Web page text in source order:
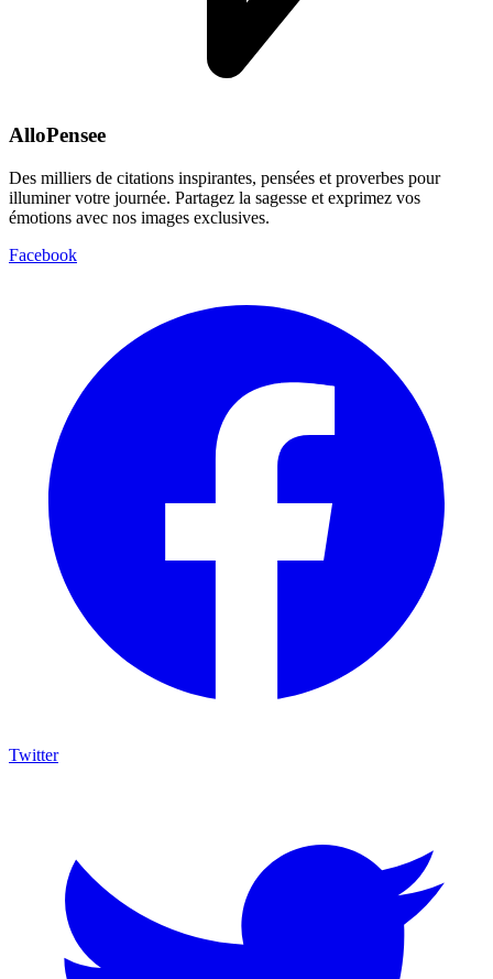
AlloPensee
Des milliers de citations inspirantes, pensées et proverbes pour
illuminer votre journée. Partagez la sagesse et exprimez vos
émotions avec nos images exclusives.
Facebook
Twitter